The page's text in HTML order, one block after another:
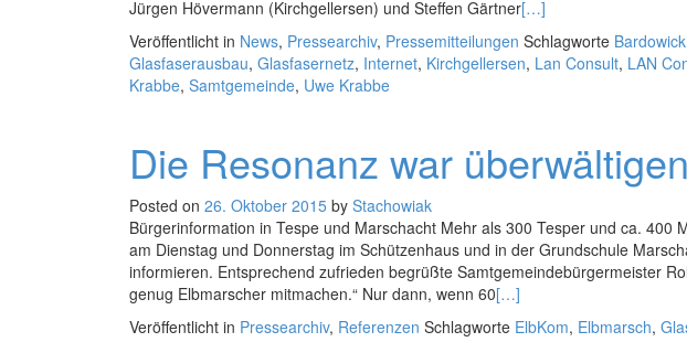
Jürgen Hövermann (Kirchgellersen) und Steffen Gärtner[…]
Veröffentlicht in News, Pressearchiv, Pressemitteilungen Schlagworte Bardowick
Glasfaserausbau, Glasfasernetz, Internet, Kirchgellersen, Lan Consult, LAN
Krabbe, Samtgemeinde, Uwe Krabbe
Die Resonanz war
Posted on 26. Oktober 2015 by Stachowiak
Bürgerinformation in Tespe und Marschacht Mehr als 300 Tesper und ca. 400
am Dienstag und Donnerstag im Schützenhaus und in der Grundschule
informieren. Entsprechend zufrieden begrüßte Samtgemeindebürgermeister
genug Elbmarscher mitmachen.“ Nur dann, wenn 60[…]
Veröffentlicht in Pressearchiv, Referenzen Schlagworte ElbKom, Elbmarsch,